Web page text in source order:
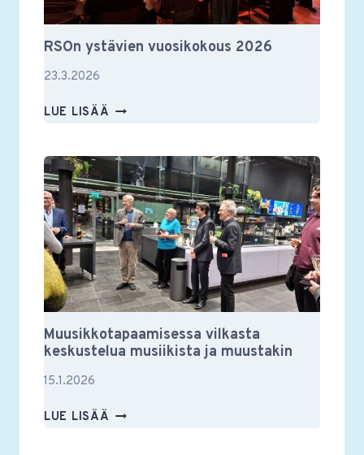
RSOn ystävien vuosikokous 2026
23.3.2026
LUE LISÄÄ RSON
2026
Muusikkotapaamisessa vilkasta
keskustelua musiikista ja muustakin
15.1.2026
LUE LISÄÄ MUUSIKKOTAPAAMISESSA